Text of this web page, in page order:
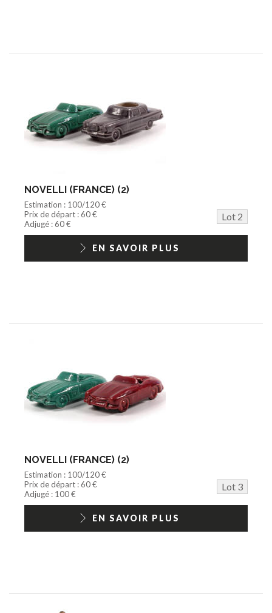
NOVELLI (FRANCE) (2)
Estimation : 100/120 €
Prix de départ : 60 €
Lot 2
Adjugé : 60 €
EN SAVOIR PLUS
NOVELLI (FRANCE) (2)
Estimation : 100/120 €
Prix de départ : 60 €
Lot 3
Adjugé : 100 €
EN SAVOIR PLUS